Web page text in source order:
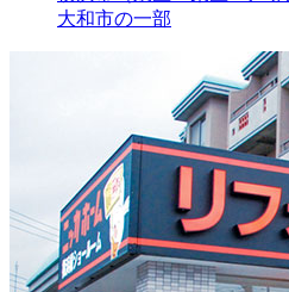
大和市の一部